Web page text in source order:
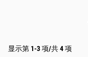
显示第 1-3 项/共 4 项